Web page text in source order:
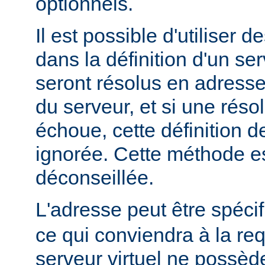
Il est possible d'utiliser
dans la définition d'un
seront résolus en
du serveur, et si une
échoue, cette définition
ignorée. Cette méthode
déconseillée.
L'adresse peut être
ce qui conviendra à la
serveur virtuel ne